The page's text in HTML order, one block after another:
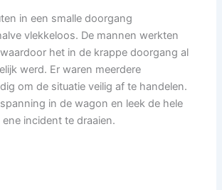
in een smalle doorgang
vlekkeloos. De mannen werkten
het in de krappe doorgang al
werd. Er waren meerdere
om de situatie veilig af te handelen.
in de wagon en leek de hele
incident te draaien.